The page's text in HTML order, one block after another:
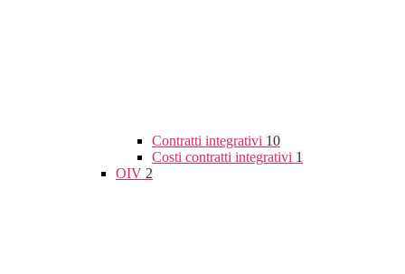
Contratti integrativi 10
Costi contratti integrativi 1
OIV 2